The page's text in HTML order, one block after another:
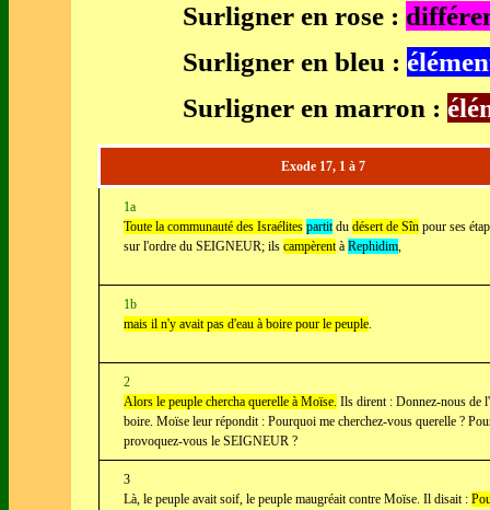
Surligner en rose :
Surligner en bleu :
Surligner en marron :
Exode 17, 1 à 7
1a
Toute la communauté des Israélites partitdu désert de Sînpour ses
sur l'ordre du SEIGNEUR; ils campèrentà Rephidim,
1b
mais il n'y avait pas d'eau à boire pour le peuple.
2
Alors le peuple chercha querelle à Moïse. Ils dirent : Donnez-nous de
boire. Moïse leur répondit : Pourquoi me cherchez-vous querelle ?
provoquez-vous le SEIGNEUR ?
3
Là, le peuple avait soif, le peuple maugréait contre Moïse. Il disait :